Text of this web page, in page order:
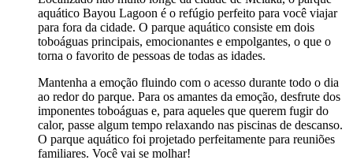
aquático Bayou Lagoon é o refúgio perfeito para você viajar
para fora da cidade. O parque aquático consiste em dois
toboáguas principais, emocionantes e empolgantes, o que o
torna o favorito de pessoas de todas as idades.
Mantenha a emoção fluindo com o acesso durante todo o dia
ao redor do parque. Para os amantes da emoção, desfrute dos
imponentes toboáguas e, para aqueles que querem fugir do
calor, passe algum tempo relaxando nas piscinas de descanso.
O parque aquático foi projetado perfeitamente para reuniões
familiares. Você vai se molhar!